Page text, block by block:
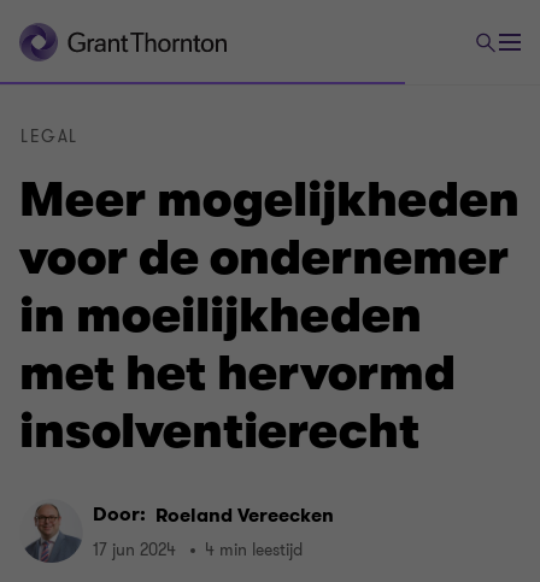
Meer mogelijkheden
voor de ondernemer
in moeilijkheden
met het hervormd
insolventierecht
LEGAL
Door: Roeland Vereecken
17 jun 2024 4 min leestijd